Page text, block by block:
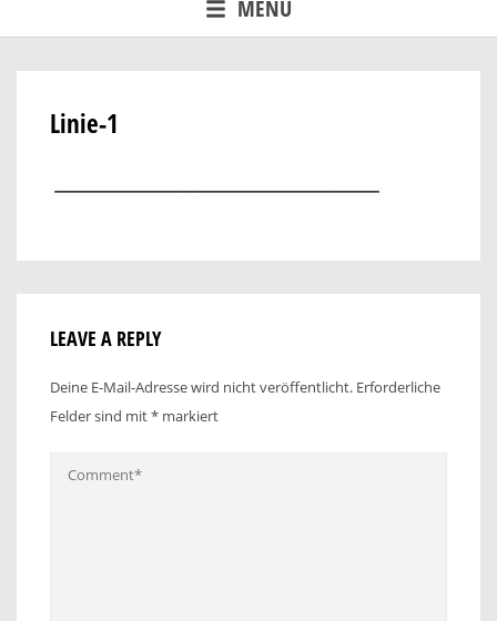
MENU
Linie-1
LEAVE A REPLY
Deine E-Mail-Adresse wird nicht veröffentlicht. Erforderliche
Felder sind mit* markiert